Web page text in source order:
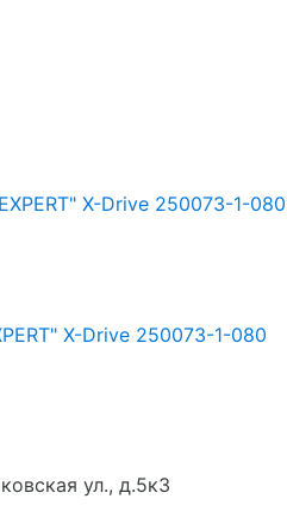
X-Drive 250073-1-080
ул., д.5к3